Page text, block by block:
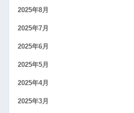
2025年8月
2025年7月
2025年6月
2025年5月
2025年4月
2025年3月